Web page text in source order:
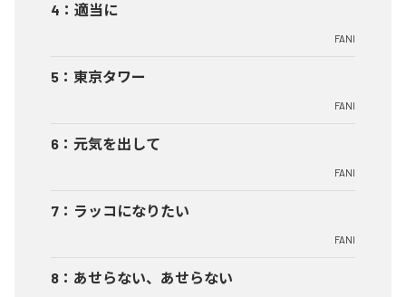
4 ： 適当に
FANI
5 ： 東京タワー
FANI
6 ： 元気を出して
FANI
7 ： ラッコになりたい
FANI
8 ： あせらない、あせらない